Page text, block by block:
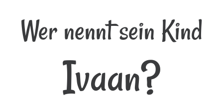
Wer nennt sein Kind
Ivaan?